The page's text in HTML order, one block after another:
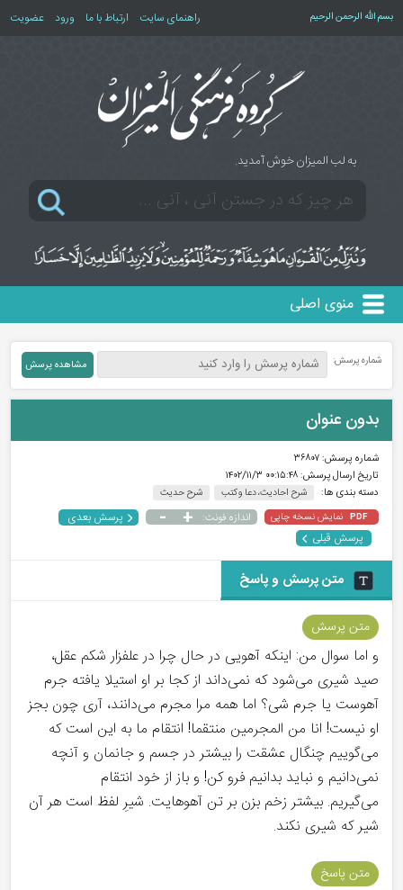
بسم الله الرحمن الرحیم راهنمای سایت ارتباط با ما ورود عضویت
به لب المیزان خوش آمدید.
منوی اصلی
شماره پرسش:
بدون عنوان
شماره پرسش:۳۶۸۰۷
تاریخ ارسال پرسش:۰۰:۱۵:۴۸ ۱۴۰۲/۱۱/۳
دسته بندی ها:
شرح احادیث، دعا و کتب شرح حدیث
PDF نمایش نسخه چاپی اندازه فونت: +
-
پرسش بعدی
پرسش قبلی
متن پرسش و پاسخ
متن پرسش
و اما سوال من: اینکه آهویی در حال چرا در علفزار شکم عقل،
صید شیری می‌شود که نمی‌داند از کجا بر او استیلا یافته جرم
آهوست یا جرم شی؟ اما همه مرا مجرم می‌دانند، آری چون بجز
او نیست! انا من المجرمین منتقما! انتقام ما به این است که
می‌گوییم چنگال عشقت را بیشتر در جسم و جانمان و آنچه
نمی‌دانیم و نباید بدانیم فرو کن! و باز از خود انتقام
می‌گیریم. بیشتر زخم بزن بر تن آهوهایت. شیرِ لفظ است هر آن
شیر که شیری نکند.
متن پاسخ